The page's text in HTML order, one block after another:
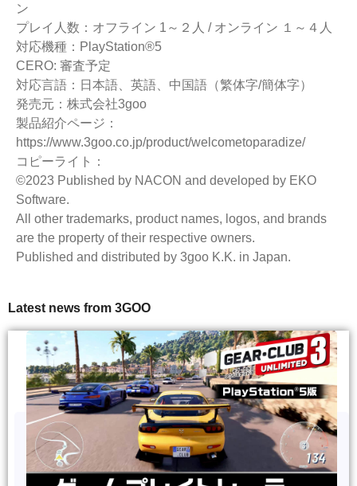
ン
プレイ人数：オフライン 1～２人 / オンライン １～４人
対応機種：PlayStation®5
CERO: 審査予定
対応言語：日本語、英語、中国語（繁体字/簡体字）
発売元：株式会社3goo
製品紹介ページ：
https://www.3goo.co.jp/product/welcometoparadize/
コピーライト：
©2023 Published by NACON and developed by EKO
Software.
All other trademarks, product names, logos, and brands
are the property of their respective owners.
Published and distributed by 3goo K.K. in Japan.
Latest news from 3GOO